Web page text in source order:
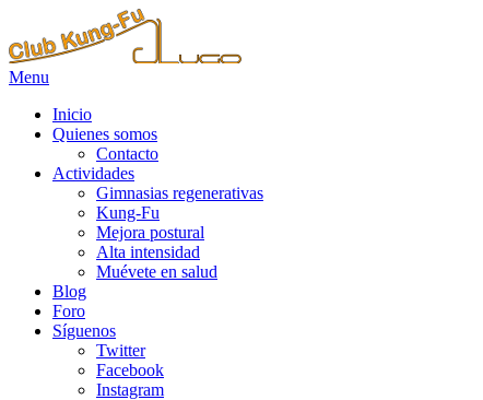
Menu
Inicio
Quienes somos
Contacto
Actividades
Gimnasias regenerativas
Kung-Fu
Mejora postural
Alta intensidad
Muévete en salud
Blog
Foro
Síguenos
Twitter
Facebook
Instagram